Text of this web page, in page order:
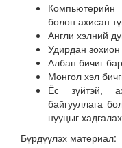
болон ахисан
Англи хэлний
Удирдан
Албан бичиг
Монгол хэл
Ёс зүйтэй,
байгууллага
нууцыг хадгалах
Бүрдүүлэх материал: